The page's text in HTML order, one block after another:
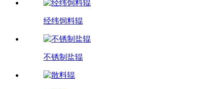
经纬饲料辊
不锈制盐辊